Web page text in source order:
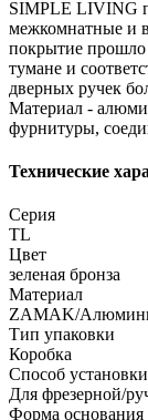
SIMPLE LIVING
межкомнатные и
покрытие прошло
тумане и
дверных ручек
Материал -
фурнитуры,
Технические
Серия
TL
Цвет
зеленая бронза
Материал
ZAMAK/
Тип упаковки
Коробка
Способ установки
Для фрезерной/
Форма основания